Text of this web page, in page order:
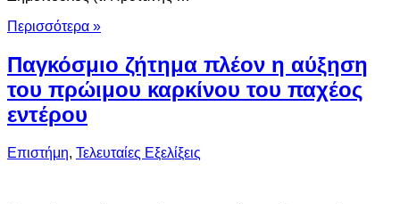
Περισσότερα »
Παγκόσμιο ζήτημα πλέον η αύξηση
του πρώιμου καρκίνου του παχέος
εντέρου
Επιστήμη, Τελευταίες Εξελίξεις